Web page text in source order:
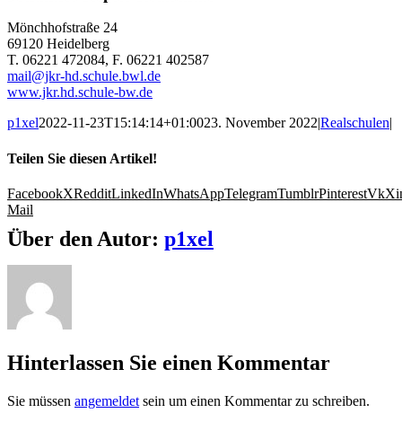
Mönchhofstraße 24
69120 Heidelberg
T. 06221 472084, F. 06221 402587
mail@jkr-hd.schule.bwl.de
www.jkr.hd.schule-bw.de
p1xel2022-11-23T15:14:14+01:0023. November 2022|Realschulen|
Teilen Sie diesen Artikel!
FacebookXRedditLinkedInWhatsAppTelegramTumblrPinterestVk
Mail
Über den Autor: p1xel
Hinterlassen Sie einen Kommentar
Sie müssen angemeldet sein um einen Kommentar zu schreiben.